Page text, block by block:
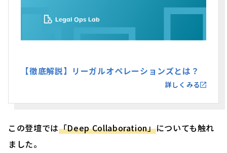
【徹底解説】リーガルオペレーションズとは？
詳しくみる
この登壇では「Deep Collaboration」についても触れ
ました。